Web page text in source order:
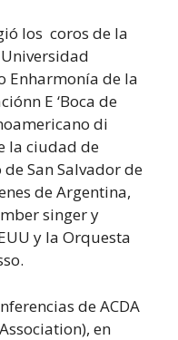
los coros de la
Enharmonía de la
E ‘Boca de
di
la ciudad de
San Salvador de
de Argentina,
singer y
y la Orquesta
de ACDA
en